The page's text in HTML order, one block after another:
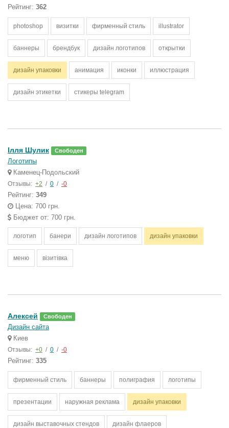
Рейтинг: 362
photoshop визитки фирменный стиль illustrator
баннеры брендбук дизайн логотипов открытки
дизайн упаковки анимация иконки иллюстрация
дизайн этикетки стикеры telegram
Ілля Шулик Свободен
Логотипы
Каменец-Подольский
Отзывы: +2 / 0 / -0
Рейтинг: 349
Цена: 700 грн.
Бюджет от: 700 грн.
логотип банери дизайн логотипов дизайн упаковки
меню візитівка
Алексей Свободен
Дизайн сайта
Киев
Отзывы: +0 / 0 / -0
Рейтинг: 335
фирменный стиль баннеры полиграфия логотипы
презентации наружная реклама дизайн упаковки
дизайн выставочных стендов дизайн флаеров